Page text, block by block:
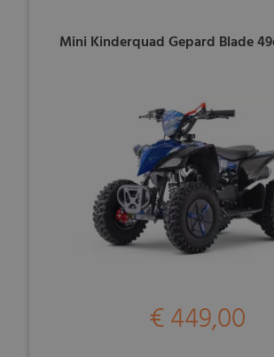
Mini Kinderquad Gepard Blade
€ 449,00